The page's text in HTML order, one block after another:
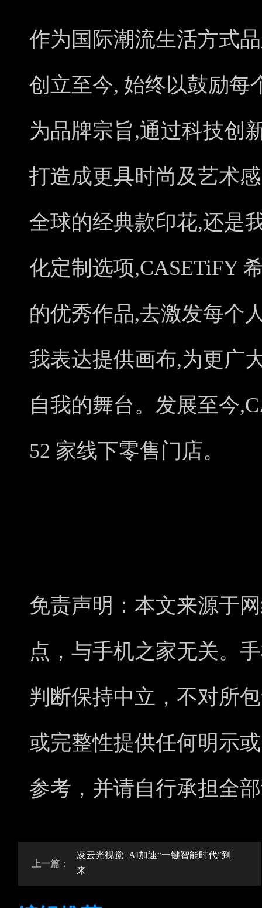
作为国际潮流生活方式
创立至今, 始终以鼓励每
为品牌宗旨,通过科技创
打造成更具时尚及艺术
全球的经典款印花,还是
化定制选项,CASETiFY
的优秀作品,去激发每个
我表达提供画布,为更广
自我的舞台。发展至今
52 家线下零售门店。
免责声明：本文来源于
点，与手机之家无关。
判断保持中立，不对所
或完整性提供任何明示
参考，并请自行承担全
上一篇：
凌云光视觉+AI加速“一键智能时代”到
来